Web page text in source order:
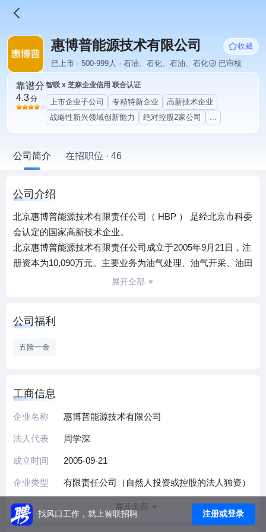
惠博普能源技术有限公司
收藏
已上市 · 500-999人 · 石油、石化、石油、石化
已审核
靠谱分
4.3分
智联 x 芝麻企业信用 联合认证
上市企业子公司 专精特新企业
高新技术企业
战略性新兴领域创新能力
绝对控股2家公司 ...
公司简介 在招职位 · 46
公司介绍
北京惠博普能源技术有限责任公司（ HBP ） 是经北京市科委
会认定的国家高新技术企业。
北京惠博普能源技术有限责任公司成立于2005年9月21日，注
册资本为10,090万元。主要业务为油气处理、油气开采、油田
环保系统装备方面的国际业务，为公司国际客户提供技术及
载式洗井装置、内部压力平衡式流量调节器、聚合物驱井下
出贡献，赢得了良好声誉。
华油惠博普科技股份有限公司现有员工近700 人，其中，博士
研究生 1 人，硕士研究生 40人，具有相关高级技术职称的
108 人，获国家级设计大师称号的教授高工 2 人。本科以上学
艺、工业自动化控制等。
公司具有自主的知识产权共计 22 项，其技术产品销售和服务
遍布中石油，中石化陆上油气田中海油海上油气田，如大
庆、大港、胜利、新疆、青海、四川、华北、辽河、渤海、
南海等。同时也远销哈萨克斯坦、叙利亚、苏丹、阿尔及利
展开全部
公司福利
五险一金
工商信息
企业名称 惠博普能源技术有限公司
法人代表 周学深
成立时间 2005-09-21
企业类型 有限责任公司（自然人投资或控股的法人独资）
展开全部
找风口工作，就上智联招聘 注册或登录